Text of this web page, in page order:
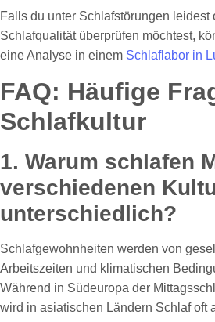
Falls du unter Schlafstörungen leidest
Schlafqualität überprüfen möchtest,
eine Analyse in einem Schlaflabor in
FAQ: Häufige
Schlafkultur
1. Warum schlafen
verschiedenen
unterschiedlich?
Schlafgewohnheiten werden von
Arbeitszeiten und klimatischen
Während in Südeuropa der
wird in asiatischen Ländern Schlaf oft